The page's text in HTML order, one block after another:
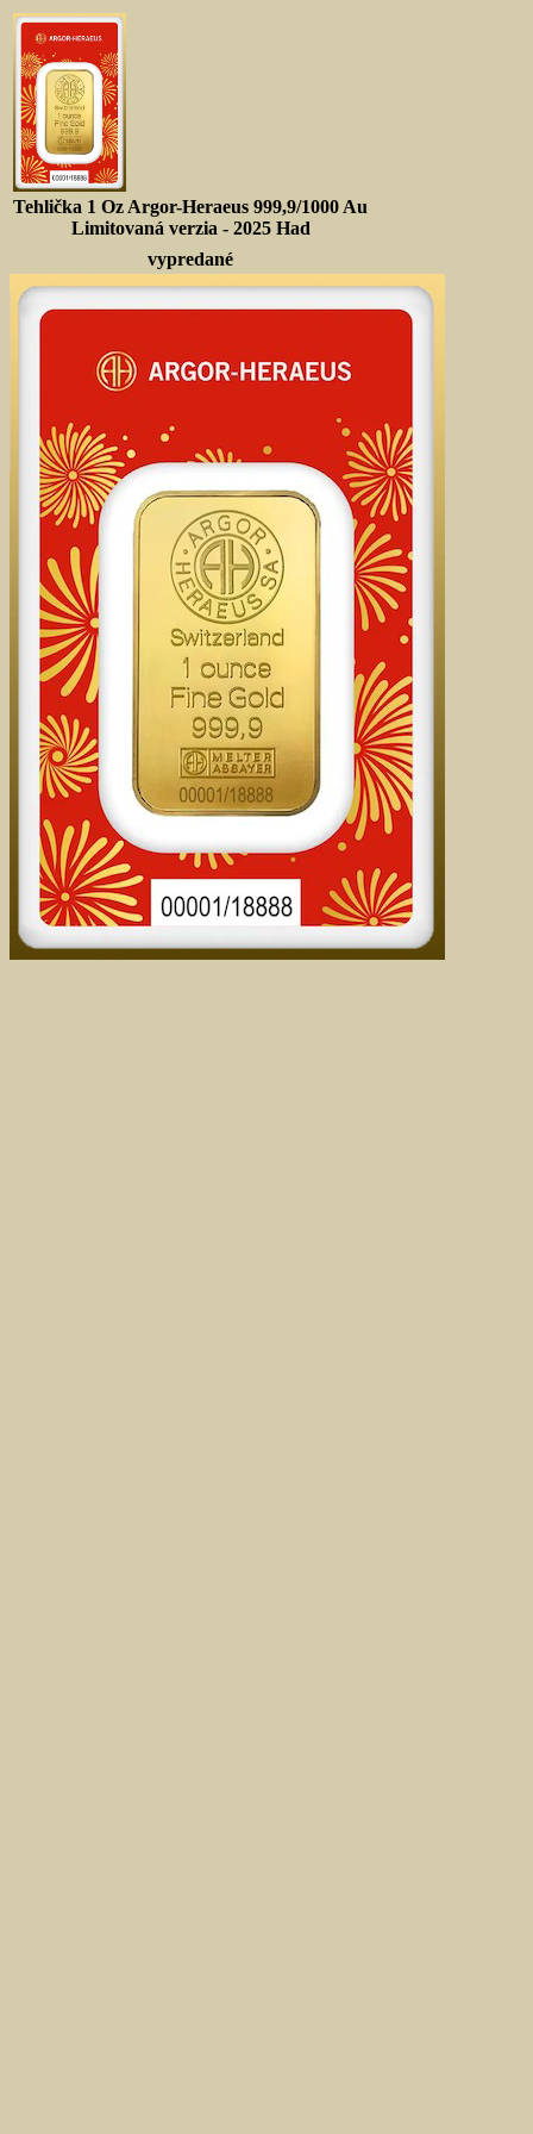
Tehlička 1 Oz Argor-Heraeus 999,9/1000 Au
Limitovaná verzia - 2025 Had
vypredané